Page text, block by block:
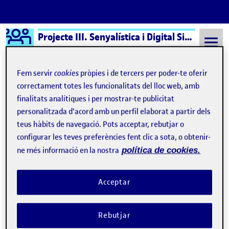
Saltar al contingut
Logo Ágora Projecte III. Senyalística i Digital Signage aula 1
Semestre 20222 - Aula 1 16 Març, 2023
16 Març, 2023
Publicat per
Diego Molina Burch
Data de publicació
-7 comentaris
Hola a tothom!!! Cal reconèixer que l’entrevista al Manel Grávalos
és molt interessant i m’ha fet reflexionar profundament sobre
quin és el paper del dissenyador en la senyalística de l’espai.
Particularment m’han xocat moltes de les afirmacions que ens ha
Fem servircookies pròpies i de tercers per poder-te oferir
correctament totes les funcionalitats del lloc web, amb
finalitats analítiques i per mostrar-te publicitat
personalitzada d'acord amb un perfil elaborat a partir dels
teus hàbits de navegació. Pots acceptar, rebutjar o
configurar les teves preferències fent clic a sota, o obtenir-
ne més informació en la nostra política de cookies.
Rebutjar
Acceptar